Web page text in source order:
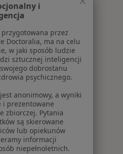
Wrocławiu
Wrocławiu
w Wrocławiu
w Wrocławiu
Najpopularniejsze
i
przez
Doctoralia, ma na celu
w jaki sposób ludzie
sztucznej inteligencji
dobrostanu
psychicznego.
anonimowy, a wyniki
i prezentowane
zbiorczej. Pytania
są skierowane
lub opiekunów
informacji
niepełnoletnich.